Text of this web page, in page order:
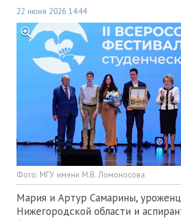
22 июня 2026 14:44
Фото: МГУ имени М.В. Ломоносова
Мария и Артур Самарины,
Нижегородской области и